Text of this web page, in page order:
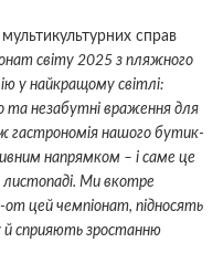
справ
світу 2025 з пляжного
у найкращому світлі:
та незабутні враження для
гастрономія нашого бутик-
напрямком – і саме це
листопаді. Ми вкотре
от цей чемпіонат, підносять
й сприяють зростанню